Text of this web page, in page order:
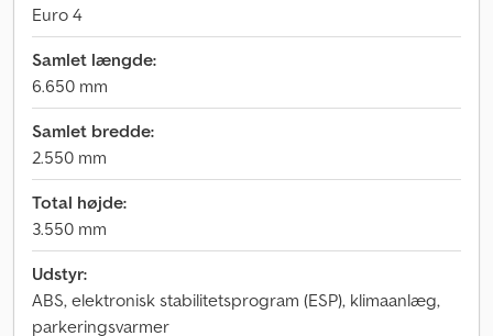
Euro 4
Samlet længde:
6.650 mm
Samlet bredde:
2.550 mm
Total højde:
3.550 mm
Udstyr:
ABS, elektronisk stabilitetsprogram (ESP), klimaanlæg,
parkeringsvarmer